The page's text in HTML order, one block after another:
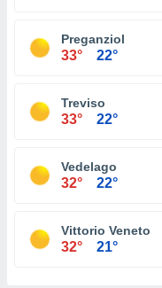
Preganziol
33° 22°
Treviso
33° 22°
Vedelago
32° 22°
Vittorio Veneto
32° 21°